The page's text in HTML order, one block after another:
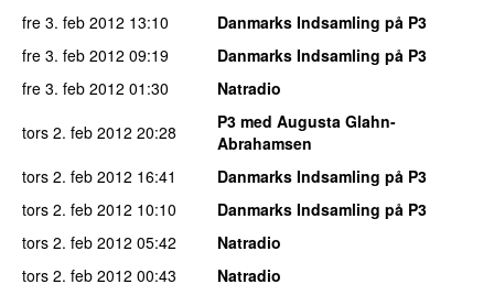
fre 3. feb 2012 13:10
Danmarks Indsamling på P3
fre 3. feb 2012 09:19
Danmarks Indsamling på P3
fre 3. feb 2012 01:30
Natradio
tors 2. feb 2012 20:28
P3 med Augusta Glahn-
Abrahamsen
tors 2. feb 2012 16:41
Danmarks Indsamling på P3
tors 2. feb 2012 10:10
Danmarks Indsamling på P3
tors 2. feb 2012 05:42
Natradio
tors 2. feb 2012 00:43
Natradio